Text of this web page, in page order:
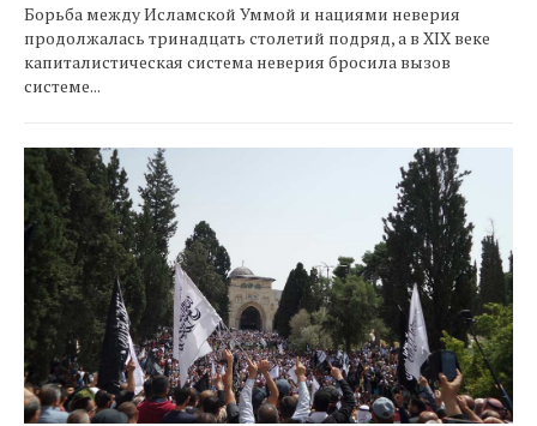
Борьба между Исламской Уммой и нациями неверия
продолжалась тринадцать столетий подряд, а в XIX веке
капиталистическая система неверия бросила вызов
системе...